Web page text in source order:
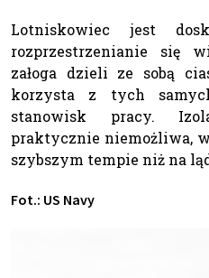
Lotniskowiec jest
rozprzestrzenianie się
załoga dzieli ze sobą
korzysta z tych
stanowisk pracy.
praktycznie niemożliwa,
szybszym tempie niż na
Fot.: US Navy